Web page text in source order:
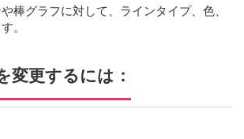
棒グラフに対して、ラインタイプ、色、
。
変更するには：